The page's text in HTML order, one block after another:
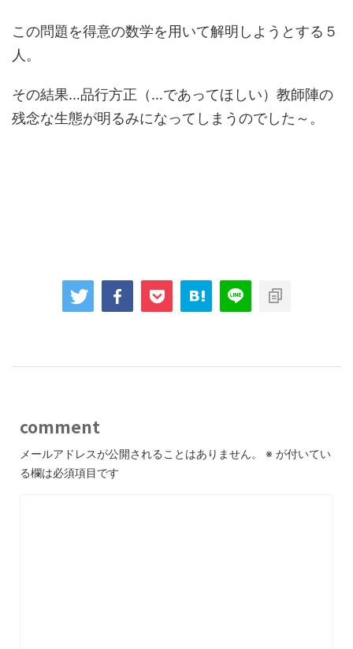
この問題を得意の数学を用いて解明しようとする５
人。
その結果…品行方正（…であってほしい）教師陣の
残念な生態が明るみになってしまうのでした～。
comment
メールアドレスが公開されることはありません。 ※ が付いてい
る欄は必須項目です